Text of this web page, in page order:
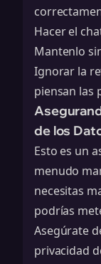
Hacer el
Mantenlo
Ignorar la
piensan las
de los
Esto es un
menudo
necesitas
podrías
Asegúrate
privacidad